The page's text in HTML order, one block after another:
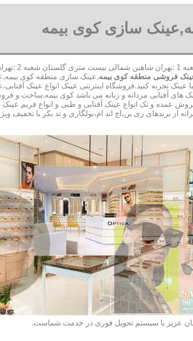
سازی کوی بیمه
,آدرس
فروشی منطقه کوی بیمه,عینک سازی منطقه کوی
عینک تجربه کنید.فروشگاه اینترنتی عینک انواع عینک
های آفتابی مردانه و زنانه می باشد کوی بیمه,ساخت و
عمده و تک انواع عینک آفتابی و طبی و انواع فریم
از برندهای ری بن،اچ اند ام،بولگاری و تد بکر با تخفیف
عزیز با سیستم تحویل فوری در خدمت شماست.